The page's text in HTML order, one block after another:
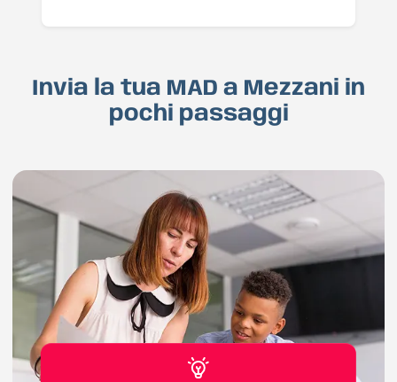
Invia la tua MAD a Mezzani in
pochi passaggi